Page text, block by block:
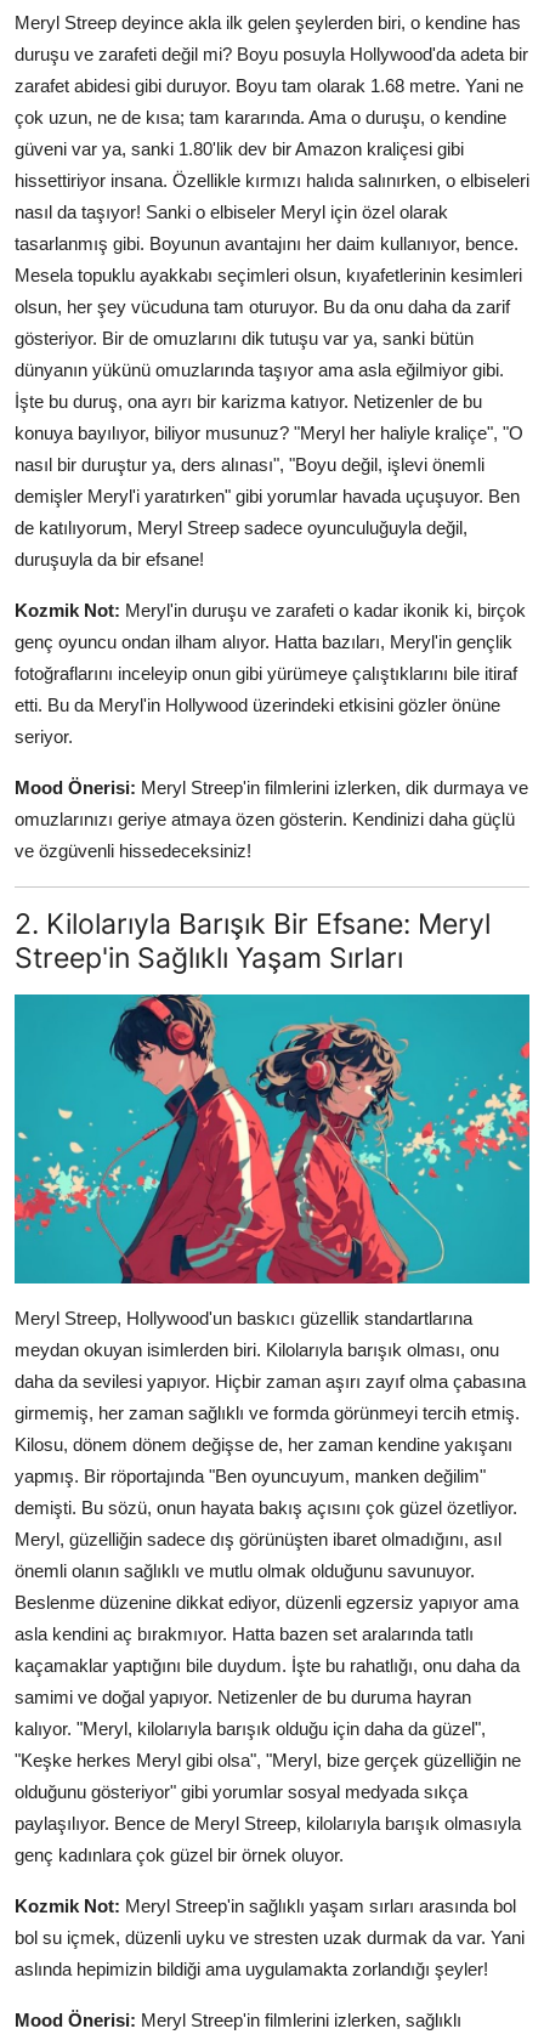
Meryl Streep deyince akla ilk gelen şeylerden biri, o kendine has
duruşu ve zarafeti değil mi? Boyu posuyla Hollywood'da adeta bir
zarafet abidesi gibi duruyor. Boyu tam olarak 1.68 metre. Yani ne
çok uzun, ne de kısa; tam kararında. Ama o duruşu, o kendine
güveni var ya, sanki 1.80'lik dev bir Amazon kraliçesi gibi
hissettiriyor insana. Özellikle kırmızı halıda salınırken, o elbiseleri
nasıl da taşıyor! Sanki o elbiseler Meryl için özel olarak
tasarlanmış gibi. Boyunun avantajını her daim kullanıyor, bence.
Mesela topuklu ayakkabı seçimleri olsun, kıyafetlerinin kesimleri
olsun, her şey vücuduna tam oturuyor. Bu da onu daha da zarif
gösteriyor. Bir de omuzlarını dik tutuşu var ya, sanki bütün
dünyanın yükünü omuzlarında taşıyor ama asla eğilmiyor gibi.
İşte bu duruş, ona ayrı bir karizma katıyor. Netizenler de bu
konuya bayılıyor, biliyor musunuz? "Meryl her haliyle kraliçe", "O
nasıl bir duruştur ya, ders alınası", "Boyu değil, işlevi önemli
demişler Meryl'i yaratırken" gibi yorumlar havada uçuşuyor. Ben
de katılıyorum, Meryl Streep sadece oyunculuğuyla değil,
duruşuyla da bir efsane!
Kozmik Not: Meryl'in duruşu ve zarafeti o kadar ikonik ki, birçok
genç oyuncu ondan ilham alıyor. Hatta bazıları, Meryl'in gençlik
fotoğraflarını inceleyip onun gibi yürümeye çalıştıklarını bile itiraf
etti. Bu da Meryl'in Hollywood üzerindeki etkisini gözler önüne
seriyor.
Mood Önerisi: Meryl Streep'in filmlerini izlerken, dik durmaya ve
omuzlarınızı geriye atmaya özen gösterin. Kendinizi daha güçlü
ve özgüvenli hissedeceksiniz!
2. Kilolarıyla Barışık Bir Efsane: Meryl
Streep'in Sağlıklı Yaşam Sırları
Meryl Streep, Hollywood'un baskıcı güzellik standartlarına
meydan okuyan isimlerden biri. Kilolarıyla barışık olması, onu
daha da sevilesi yapıyor. Hiçbir zaman aşırı zayıf olma çabasına
girmemiş, her zaman sağlıklı ve formda görünmeyi tercih etmiş.
Kilosu, dönem dönem değişse de, her zaman kendine yakışanı
yapmış. Bir röportajında "Ben oyuncuyum, manken değilim"
demişti. Bu sözü, onun hayata bakış açısını çok güzel özetliyor.
Meryl, güzelliğin sadece dış görünüşten ibaret olmadığını, asıl
önemli olanın sağlıklı ve mutlu olmak olduğunu savunuyor.
Beslenme düzenine dikkat ediyor, düzenli egzersiz yapıyor ama
asla kendini aç bırakmıyor. Hatta bazen set aralarında tatlı
kaçamaklar yaptığını bile duydum. İşte bu rahatlığı, onu daha da
samimi ve doğal yapıyor. Netizenler de bu duruma hayran
kalıyor. "Meryl, kilolarıyla barışık olduğu için daha da güzel",
"Keşke herkes Meryl gibi olsa", "Meryl, bize gerçek güzelliğin ne
olduğunu gösteriyor" gibi yorumlar sosyal medyada sıkça
paylaşılıyor. Bence de Meryl Streep, kilolarıyla barışık olmasıyla
genç kadınlara çok güzel bir örnek oluyor.
Kozmik Not: Meryl Streep'in sağlıklı yaşam sırları arasında bol
bol su içmek, düzenli uyku ve stresten uzak durmak da var. Yani
aslında hepimizin bildiği ama uygulamakta zorlandığı şeyler!
Mood Önerisi: Meryl Streep'in filmlerini izlerken, sağlıklı